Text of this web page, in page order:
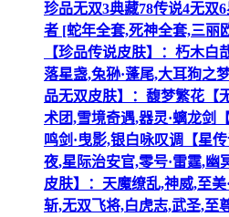
珍品无双3典藏78传说4无双
者 [蛇年全套,死神全套,三丽
【珍品传说皮肤】：朽木白
落星盏,兔狲·蓬尾,大耳狗之
品无双皮肤】：馥梦繁花【
术团,雪境奇遇,器灵·螭龙剑
鸣剑·曳影,银白咏叹调【星
夜,星际治安官,零号·雷霆,幽
皮肤】：天魔缭乱,神威,至
斩,无双飞将,白虎志,武圣,至